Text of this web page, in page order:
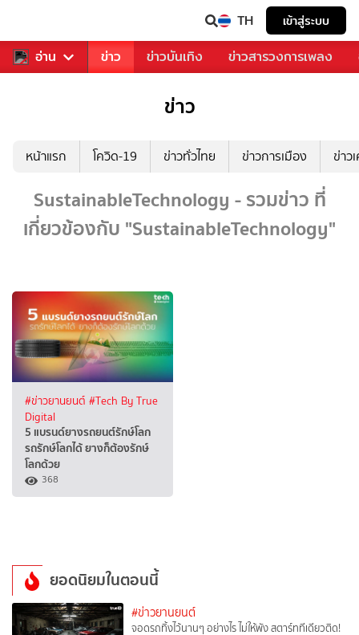
TH เข้าสู่ระบบ
อ่าน
คุณ กีฬา ข่าว ข่าวบันเทิง ข่าวสารวงการเพลง
ข่าว
หน้าแรก โควิด-19 ข่าวทั่วไทย ข่าวการเมือง ข่าว
SustainableTechnology - รวมข่าว ที่
เกี่ยวข้องกับ "SustainableTechnology"
#ข่าวยานยนต์ #Tech By True
Digital
5 แบรนด์ยางรถยนต์รักษ์โลก
รถรักษ์โลกได้ ยางก็ต้องรักษ์
โลกด้วย
368
ยอดนิยมในตอนนี้
#ข่าวยานยนต์
จอดรถทิ้งไว้นานๆ อย่างไร ไม่ให้พัง สตาร์ททีเดียวติด!